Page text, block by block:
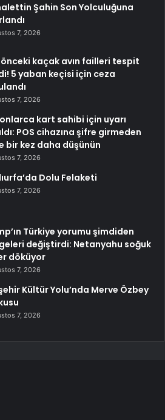
Şahin Son Yolculuğuna
7, 2026
önceki kaçak avın failleri tespit
5 yaban keçisi için ceza
7, 2026
kart sahibi için uyarı
POS cihazına şifre girmeden
bir kez daha düşünün
7, 2026
Dolu Felaketi
7, 2026
Türkiye yorumu şimdiden
değiştirdi: Netanyahu soğuk
döküyor
7, 2026
Kültür Yolu’nda Merve Özbey
7, 2026